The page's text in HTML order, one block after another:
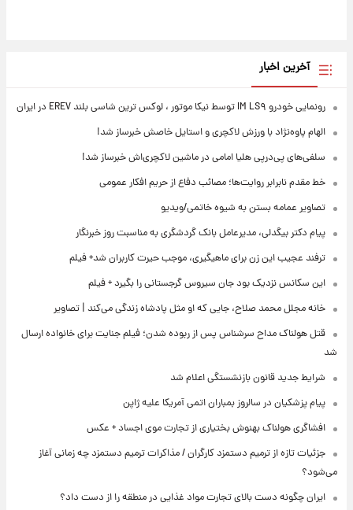
آخرین اخبار
رونمایی خودرو IM LS۹ توسط نیکا موتور ، لوکس ترین شاسی بلند EREV در ایران
الهام پاوه‌نژاد با ورزش لاکچری و استایل خاصش خبرساز شد!
سلفی‌های پی‌درپی هلیا امامی در ماشین لاکچری‌اش خبرساز شد!
خط مقدم نابرابر روایت‌ها؛ مصائب دفاع از حریم افکار عمومی
تصاویر عمامه بستن به شیوه خاتمی/ویدیو
پیام دکتر بیگدلی، مدیرعامل بانک گردشگری به مناسبت روز خبرنگار
ترفند عجیب این زن برای ماهیگیری، موجب حیرت کاربران شد+ فیلم
این سکانس نزدیک بود جان سیروس گرجستانی را بگیرد + فیلم
خانه مجلل محمد صلاح، جایی که او مثل پادشاه زندگی می‌کند | تصاویر
قتل هولناک مداح سرشناس پس از ربوده شدن؛ فیلم جنایت برای خانواده ارسال
شد
شرایط جدید قانون بازنشستگی اعلام شد
پیام پزشکیان در سالروز بمباران اتمی آمریکا علیه ژاپن
افشاگری هولناک بهنوش بختیاری از تجارت موی اجساد + عکس
جزئیات تازه از ترمیم دستمزد کارگران / مذاکرات ترمیم دستمزد چه زمانی آغاز
می‌شود؟
ایران چگونه دست بالای تجارت مواد غذایی در منطقه را از دست داد؟